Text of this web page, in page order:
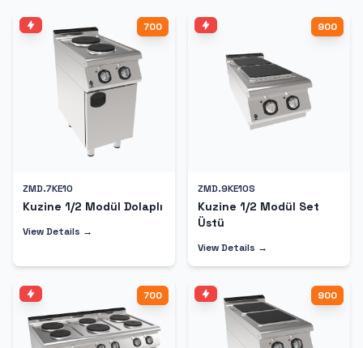
700
ZMD.7KE10
Kuzine 1/2 Modül Dolaplı
View Details →
900
ZMD.9KE10S
Kuzine 1/2 Modül Set
Üstü
View Details →
700 900